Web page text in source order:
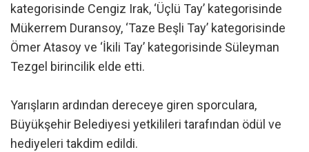
kategorisinde Cengiz Irak, ‘Üçlü Tay’ kategorisinde
Mükerrem Duransoy, ‘Taze Beşli Tay’ kategorisinde
Ömer Atasoy ve ‘İkili Tay’ kategorisinde Süleyman
Tezgel birincilik elde etti.
Yarışların ardından dereceye giren sporculara,
Büyükşehir Belediyesi yetkilileri tarafından ödül ve
hediyeleri takdim edildi.